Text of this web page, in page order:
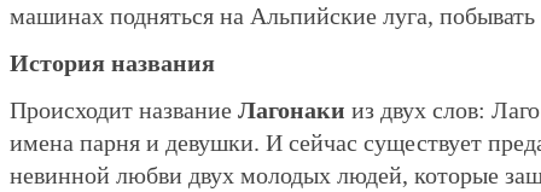
машинах подняться на Альпийские луга,
История названия
Происходит название Лагонаки из двух слов:
имена парня и девушки. И сейчас существует
невинной любви двух молодых людей, которые